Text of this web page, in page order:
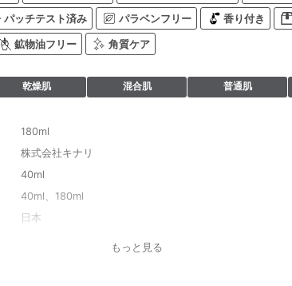
パッチテスト済み パラベンフリー 香り付き
鉱物油フリー 角質ケア
乾燥肌 混合肌 普通肌
180ml
株式会社キナリ
40ml
40ml、180ml
日本
もっと見る